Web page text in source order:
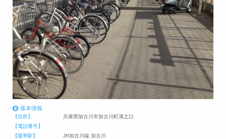
基本情報
【住所】
兵庫県加古川市加古川町溝之口
【電話番号】
【最寄駅】
JR加古川線 加古川